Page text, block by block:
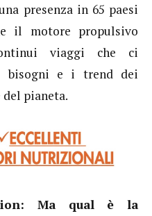
presenza in 65 paesi
il motore propulsivo
viaggi che ci
bisogni e i trend dei
pianeta.
Ma qual è la